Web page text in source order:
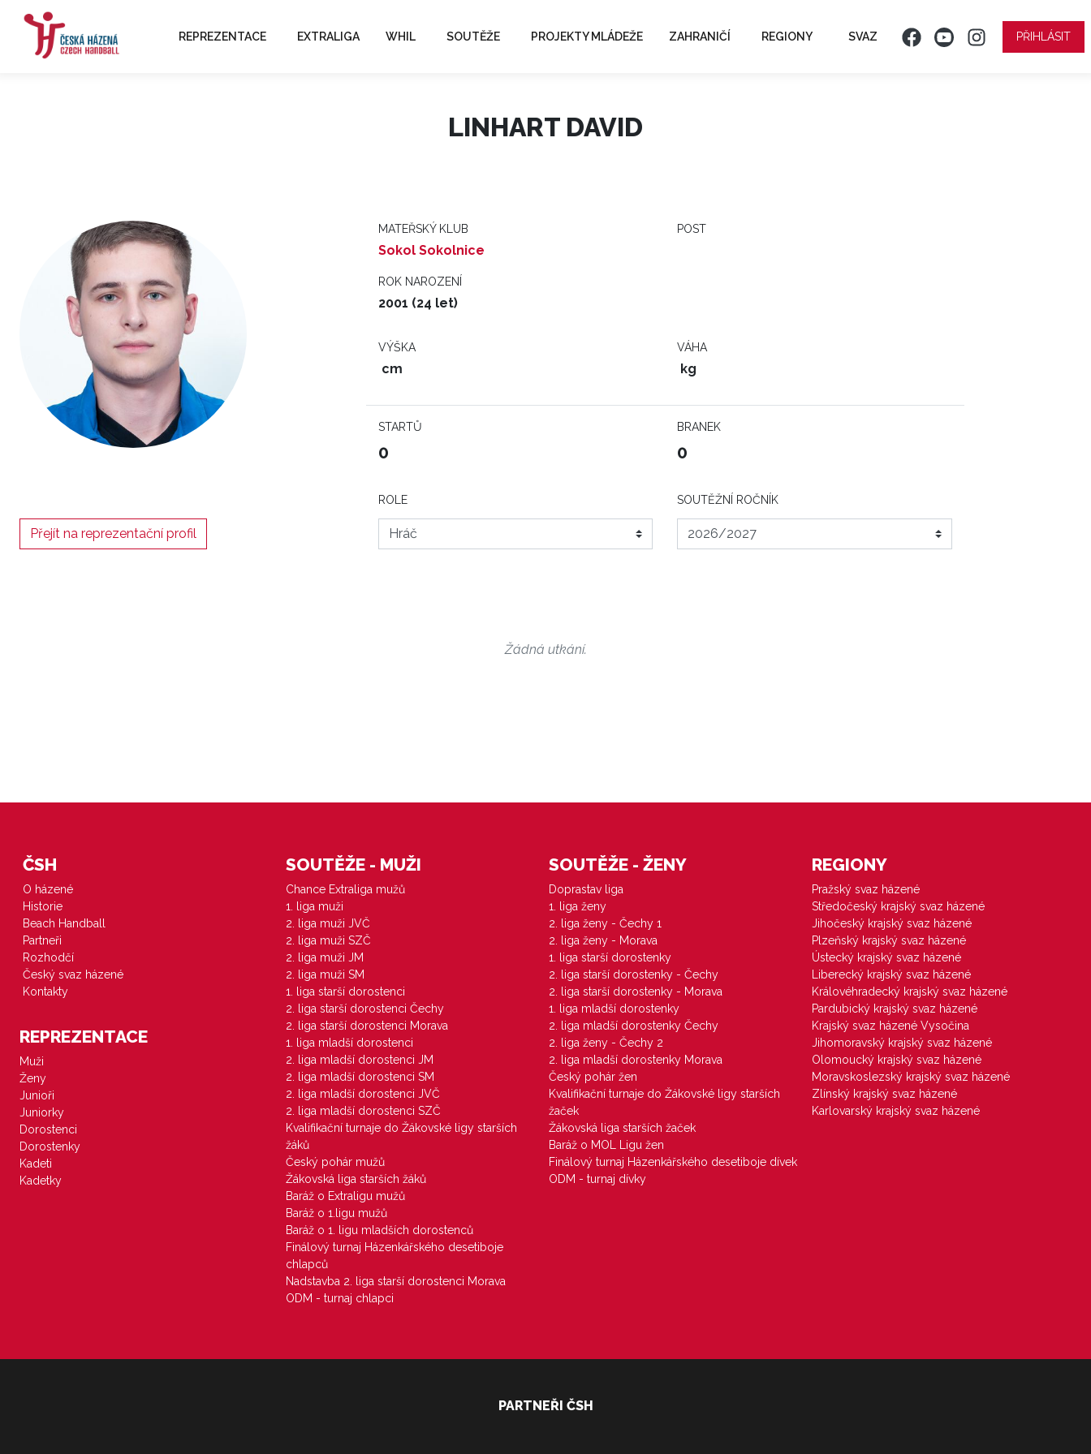
REPREZENTACE EXTRALIGA WHIL SOUTĚŽE PROJEKTY MLÁDEŽE ZAHRANIČÍ REGIONY SVAZ PŘIHLÁSIT
LINHART DAVID
MATEŘSKÝ KLUB
Sokol Sokolnice
POST
ROK NAROZENÍ
2001 (24 let)
VÝŠKA
cm
VÁHA
kg
STARTŮ
0
BRANEK
0
Přejít na reprezentační profil
ROLE SOUTĚŽNÍ ROČNÍK
Žádná utkání.
ČSH
O házené
Historie
Beach Handball
Partneři
Rozhodčí
Český svaz házené
Kontakty
REPREZENTACE
Muži
Ženy
Junioři
Juniorky
Dorostenci
Dorostenky
Kadeti
Kadetky
SOUTĚŽE - MUŽI
Chance Extraliga mužů
1. liga muži
2. liga muži JVČ
2. liga muži SZČ
2. liga muži JM
2. liga muži SM
1. liga starší dorostenci
2. liga starší dorostenci Čechy
2. liga starší dorostenci Morava
1. liga mladší dorostenci
2. liga mladší dorostenci JM
2. liga mladší dorostenci SM
2. liga mladší dorostenci JVČ
2. liga mladší dorostenci SZČ
Kvalifikační turnaje do Žákovské ligy starších
žáků
Český pohár mužů
Žákovská liga starších žáků
Baráž o Extraligu mužů
Baráž o 1.ligu mužů
Baráž o 1. ligu mladších dorostenců
Finálový turnaj Házenkářského desetiboje
chlapců
Nadstavba 2. liga starší dorostenci Morava
ODM - turnaj chlapci
SOUTĚŽE - ŽENY
Doprastav liga
1. liga ženy
2. liga ženy - Čechy 1
2. liga ženy - Morava
1. liga starší dorostenky
2. liga starší dorostenky - Čechy
2. liga starší dorostenky - Morava
1. liga mladší dorostenky
2. liga mladší dorostenky Čechy
2. liga ženy - Čechy 2
2. liga mladší dorostenky Morava
Český pohár žen
Kvalifikační turnaje do Žákovské ligy starších
žaček
Žákovská liga starších žaček
Baráž o MOL Ligu žen
Finálový turnaj Házenkářského desetiboje dívek
ODM - turnaj dívky
REGIONY
Pražský svaz házené
Středočeský krajský svaz házené
Jihočeský krajský svaz házené
Plzeňský krajský svaz házené
Ústecký krajský svaz házené
Liberecký krajský svaz házené
Královéhradecký krajský svaz házené
Pardubický krajský svaz házené
Krajský svaz házené Vysočina
Jihomoravský krajský svaz házené
Olomoucký krajský svaz házené
Moravskoslezský krajský svaz házené
Zlínský krajský svaz házené
Karlovarský krajský svaz házené
PARTNEŘI ČSH